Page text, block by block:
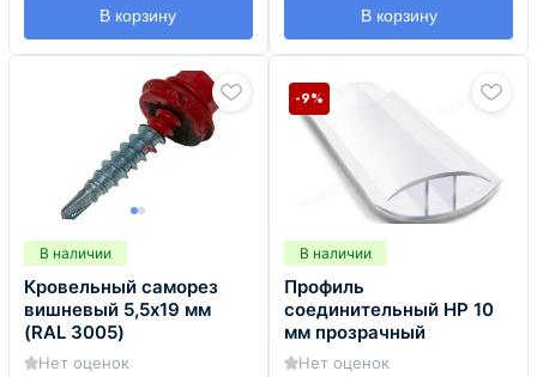
В корзину В корзину
В наличии
Кровельный саморез
вишневый 5,5х19 мм
(RAL 3005)
Нет оценок
В наличии
Профиль
соединительный HP 10
мм прозрачный
Нет оценок
-9%